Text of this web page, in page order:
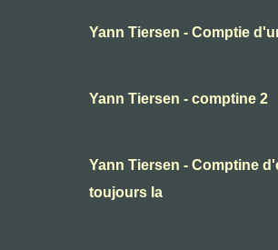
Yann Tiersen - Comptie
Yann Tiersen - comptine 2
Yann Tiersen - Comptine
toujours la